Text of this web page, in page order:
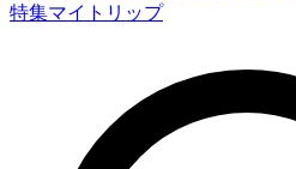
特集マイトリップ